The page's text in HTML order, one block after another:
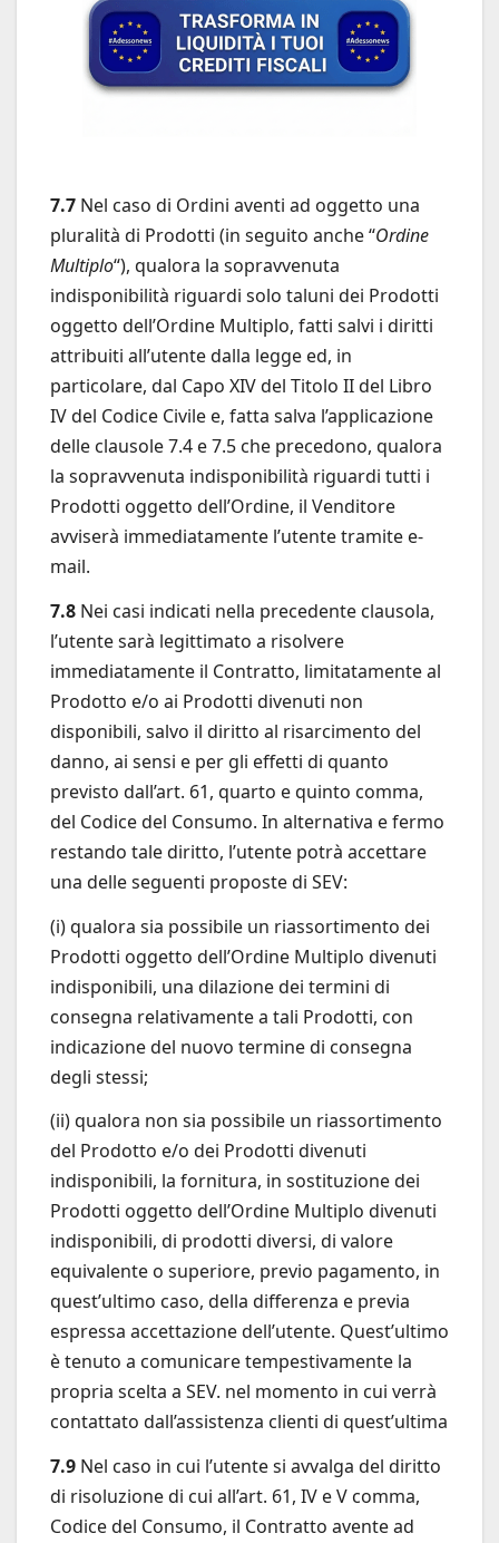
7.7 Nel caso di Ordini aventi ad oggetto una
pluralità di Prodotti (in seguito anche “Ordine
Multiplo“), qualora la sopravvenuta
indisponibilità riguardi solo taluni dei Prodotti
oggetto dell’Ordine Multiplo, fatti salvi i diritti
attribuiti all’utente dalla legge ed, in
particolare, dal Capo XIV del Titolo II del Libro
IV del Codice Civile e, fatta salva l’applicazione
delle clausole 7.4 e 7.5 che precedono, qualora
la sopravvenuta indisponibilità riguardi tutti i
Prodotti oggetto dell’Ordine, il Venditore
avviserà immediatamente l’utente tramite e-
mail.
7.8 Nei casi indicati nella precedente clausola,
l’utente sarà legittimato a risolvere
immediatamente il Contratto, limitatamente al
Prodotto e/o ai Prodotti divenuti non
disponibili, salvo il diritto al risarcimento del
danno, ai sensi e per gli effetti di quanto
previsto dall’art. 61, quarto e quinto comma,
del Codice del Consumo. In alternativa e fermo
restando tale diritto, l’utente potrà accettare
una delle seguenti proposte di SEV:
(i) qualora sia possibile un riassortimento dei
Prodotti oggetto dell’Ordine Multiplo divenuti
indisponibili, una dilazione dei termini di
consegna relativamente a tali Prodotti, con
indicazione del nuovo termine di consegna
degli stessi;
(ii) qualora non sia possibile un riassortimento
del Prodotto e/o dei Prodotti divenuti
indisponibili, la fornitura, in sostituzione dei
Prodotti oggetto dell’Ordine Multiplo divenuti
indisponibili, di prodotti diversi, di valore
equivalente o superiore, previo pagamento, in
quest’ultimo caso, della differenza e previa
espressa accettazione dell’utente. Quest’ultimo
è tenuto a comunicare tempestivamente la
propria scelta a SEV. nel momento in cui verrà
contattato dall’assistenza clienti di quest’ultima
7.9 Nel caso in cui l’utente si avvalga del diritto
di risoluzione di cui all’art. 61, IV e V comma,
Codice del Consumo, il Contratto avente ad